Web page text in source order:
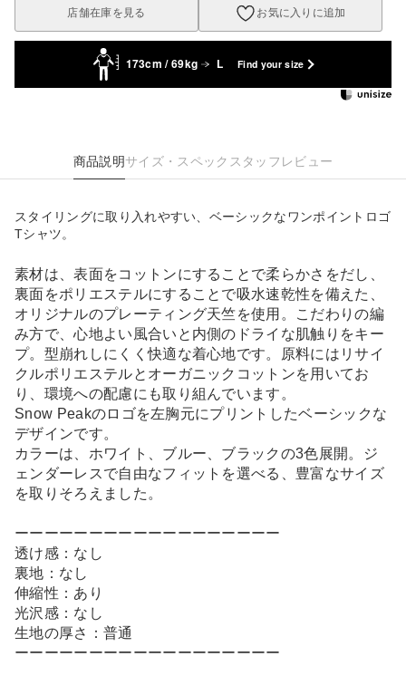
店舗在庫を見る お気に入りに追加
173cm / 69kg L Find your size
商品説明サイズ・スペック スタッフレビュー
スタイリングに取り入れやすい、ベーシックなワンポイントロゴ
Tシャツ。
素材は、表面をコットンにすることで柔らかさをだし、
裏面をポリエステルにすることで吸水速乾性を備えた、
オリジナルのプレーティング天竺を使用。こだわりの編
み方で、心地よい風合いと内側のドライな肌触りをキー
プ。型崩れしにくく快適な着心地です。原料にはリサイ
クルポリエステルとオーガニックコットンを用いてお
り、環境への配慮にも取り組んでいます。
Snow Peakのロゴを左胸元にプリントしたベーシックな
デザインです。
カラーは、ホワイト、ブルー、ブラックの3色展開。ジ
ェンダーレスで自由なフィットを選べる、豊富なサイズ
を取りそろえました。
ーーーーーーーーーーーーーーーーーー
透け感：なし
裏地：なし
伸縮性：あり
光沢感：なし
生地の厚さ：普通
ーーーーーーーーーーーーーーーーーー